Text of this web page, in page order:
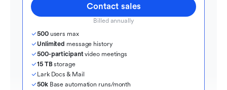
Contact sales
Billed annually
500 users max
Unlimited message history
500-participant video meetings
15 TB storage
Lark Docs & Mail
50k Base automation runs/month